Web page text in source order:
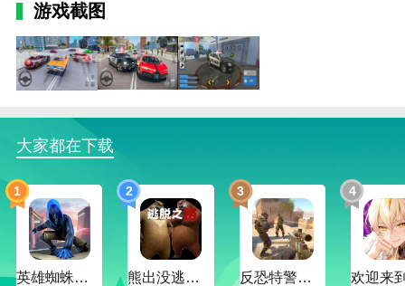
增加游戏的趣味性和挑战性。
警车追捕模拟器游戏特色
1。城市环境非常开放，玩家可以自由探索和完成任
2。游戏中有许多类型的警车和任务可供选择。根据自
己的需求选择合适的任务和车辆；
3。游戏中的驾驶体验逼真度高，让玩家感受到真实的
路况和车辆性能，体验更加真实；
4。多样化的地形和道路，包括繁忙的城市街道和崎岖
的山路，让你的驾驶精髓得以展现；
游戏截图
大家都在下载
1
英雄蜘蛛侠绳索格斗城市模拟器
2
熊出没逃脱之路
3
反恐特警行动
4